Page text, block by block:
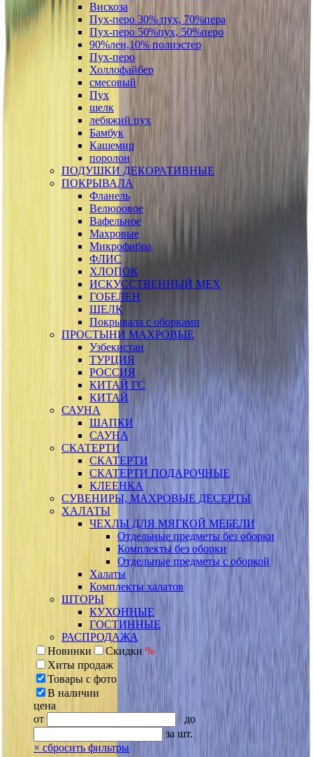
Вискоза
Пух-перо 30% пух, 70%пера
Пух-перо 50%пух, 50%перо
90%лен,10% полиэстер
Пух-перо
Холлофайбер
смесовый
Пух
шелк
лебяжий пух
Бамбук
Кашемир
поролон
ПОДУШКИ ДЕКОРАТИВНЫЕ
ПОКРЫВАЛА
Фланель
Велюровое
Вафельное
Махровые
Микрофибра
ФЛИС
ХЛОПОК
ИСКУССТВЕННЫЙ МЕХ
ГОБЕЛЕН
ШЕЛК
Покрывала с оборками
ПРОСТЫНИ МАХРОВЫЕ
Узбекистан
ТУРЦИЯ
РОССИЯ
КИТАЙ ГС
КИТАЙ
САУНА
ШАПКИ
САУНА
СКАТЕРТИ
СКАТЕРТИ
СКАТЕРТИ ПОДАРОЧНЫЕ
КЛЕЕНКА
СУВЕНИРЫ, МАХРОВЫЕ ДЕСЕРТЫ
ХАЛАТЫ
ЧЕХЛЫ ДЛЯ МЯГКОЙ МЕБЕЛИ
Отдельные предметы без оборки
Комплекты без оборки
Отдельные предметы с оборкой
Халаты
Комплекты халатов
ШТОРЫ
КУХОННЫЕ
ГОСТИННЫЕ
РАСПРОДАЖА
Новинки
Скидки %
Хиты продаж
Товары с фото
В наличии
цена
от
до
за шт.
× сбросить фильтры